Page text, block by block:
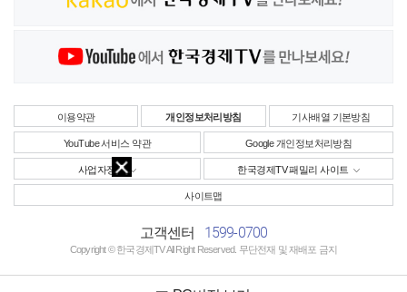
YouTube 서비스 약관 Google 개인정보처리방침